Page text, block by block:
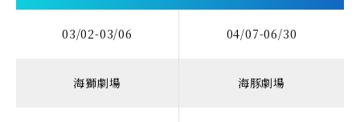
03/02-03/06 04/07-06/30
海獅劇場 海豚劇場